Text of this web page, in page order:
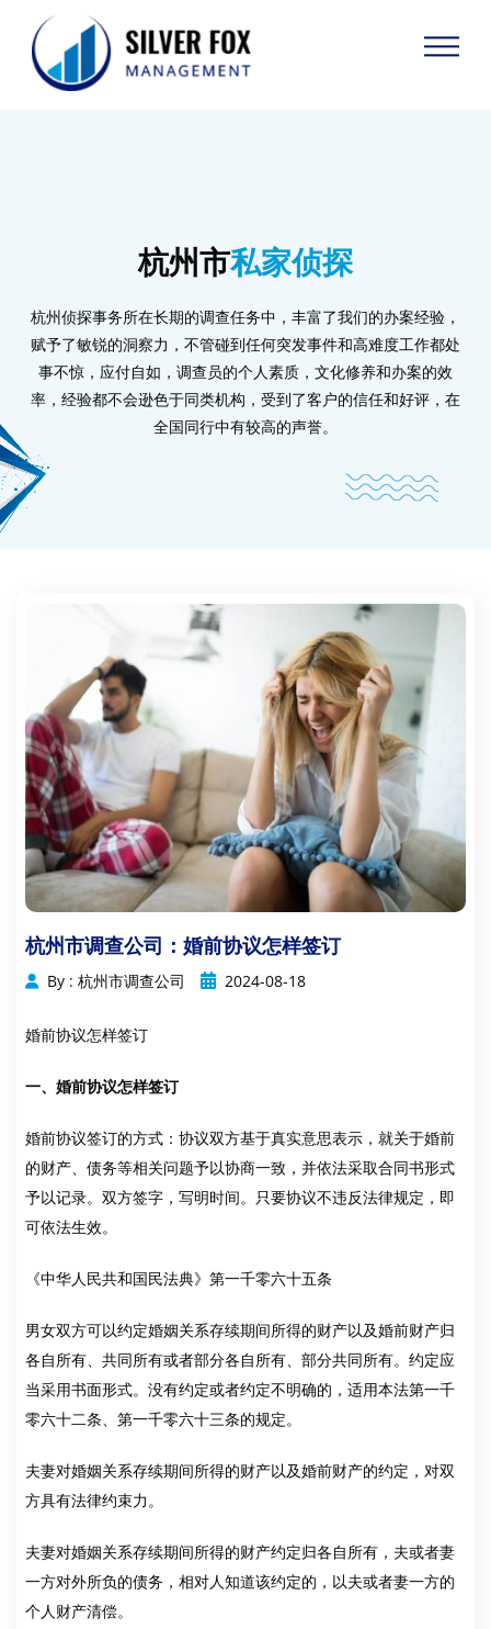
杭州市私家侦探
杭州侦探事务所在长期的调查任务中，丰富了我们的办案经验，
赋予了敏锐的洞察力，不管碰到任何突发事件和高难度工作都处
事不惊，应付自如，调查员的个人素质，文化修养和办案的效
率，经验都不会逊色于同类机构，受到了客户的信任和好评，在
全国同行中有较高的声誉。
杭州市调查公司：婚前协议怎样签订
By : 杭州市调查公司 2024-08-18
婚前协议怎样签订
一、婚前协议怎样签订
婚前协议签订的方式：协议双方基于真实意思表示，就关于婚前
的财产、债务等相关问题予以协商一致，并依法采取合同书形式
予以记录。双方签字，写明时间。只要协议不违反法律规定，即
可依法生效。
《中华人民共和国民法典》第一千零六十五条
男女双方可以约定婚姻关系存续期间所得的财产以及婚前财产归
各自所有、共同所有或者部分各自所有、部分共同所有。约定应
当采用书面形式。没有约定或者约定不明确的，适用本法第一千
零六十二条、第一千零六十三条的规定。
夫妻对婚姻关系存续期间所得的财产以及婚前财产的约定，对双
方具有法律约束力。
夫妻对婚姻关系存续期间所得的财产约定归各自所有，夫或者妻
一方对外所负的债务，相对人知道该约定的，以夫或者妻一方的
个人财产清偿。